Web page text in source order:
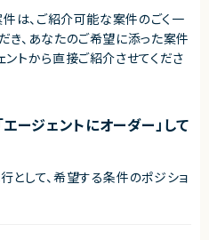
ビスの立ち上げ経験
められる方
に対応できる方
できる方
は、ご紹介可能な案件のごく一
、 あなたのご希望に添った案件
トから直接ご紹介させてくださ
ージェントにオーダー」して
として、希望する条件のポジショ